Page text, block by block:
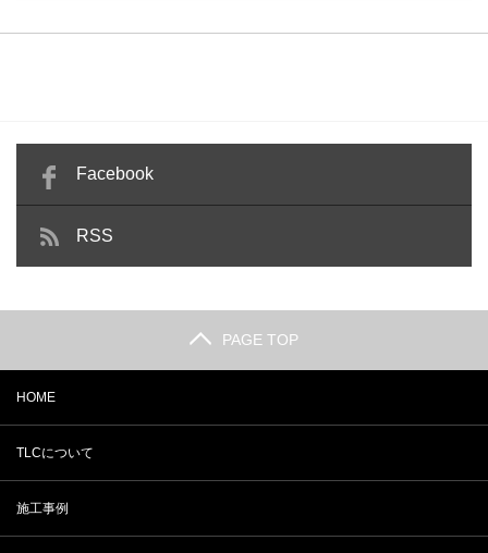
Facebook
RSS
PAGE TOP
HOME
TLCについて
施工事例